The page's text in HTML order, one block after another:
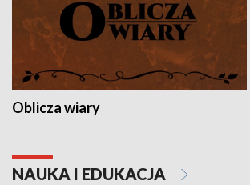
Oblicza wiary
NAUKA I EDUKACJA